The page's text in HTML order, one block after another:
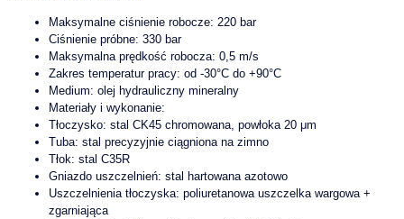
Maksymalne ciśnienie robocze: 220 bar
Ciśnienie próbne: 330 bar
Maksymalna prędkość robocza: 0,5 m/s
Zakres temperatur pracy: od -30°C do +90°C
Medium: olej hydrauliczny mineralny
Materiały i wykonanie:
Tłoczysko: stal CK45 chromowana, powłoka 20 μm
Tuba: stal precyzyjnie ciągniona na zimno
Tłok: stal C35R
Gniazdo uszczelnień: stal hartowana azotowo
Uszczelnienia tłoczyska: poliuretanowa uszczelka wargowa +
zgarniająca